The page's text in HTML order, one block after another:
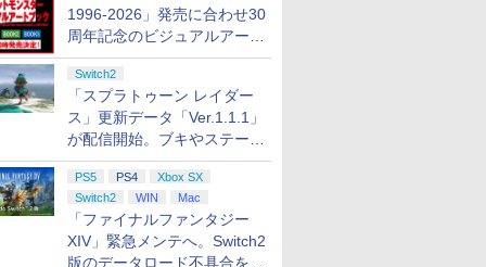
1996-2026」発売に合わせ30
周年記念のビジュアルアート
ブック3冊同時発売が決定
Switch2
「スプラトゥーン レイダー
ス」更新データ「Ver.1.1.1」
が配信開始。ブキやステージ
に関する不具合を修正
PS5 PS4
Xbox SX
Switch2
WIN Mac
「ファイナルファンタジー
XIV」緊急メンテへ。Switch2
版のデータロード不具合を最